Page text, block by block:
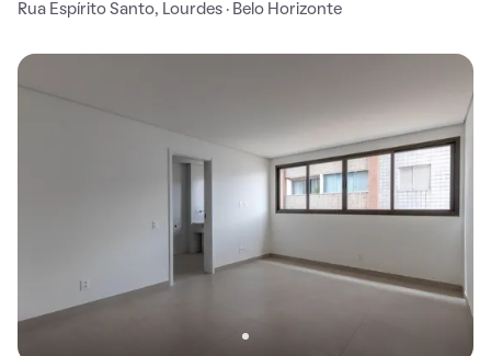
Rua Espírito Santo, Lourdes · Belo Horizonte